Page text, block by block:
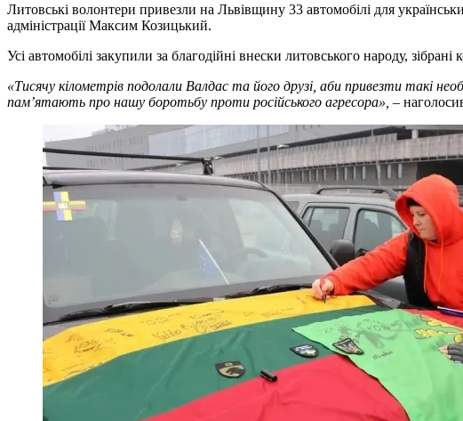
Литовські волонтери привезли на Львівщину 33 автомобілі для
адміністрації Максим Козицький.
Усі автомобілі закупили за благодійні внески литовського народу,
«Тисячу кілометрів подолали Валдас та його друзі, аби привезти такі
пам’ятають про нашу боротьбу проти російського агресора», –